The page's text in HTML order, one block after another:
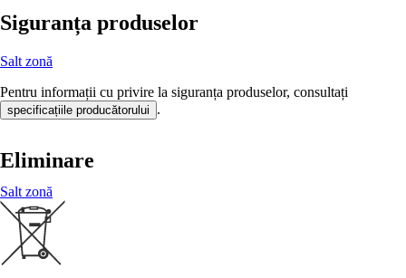
Siguranța produselor
Salt zonă
Pentru informații cu privire la siguranța produselor, consultați
specificațiile producătorului .
Eliminare
Salt zonă